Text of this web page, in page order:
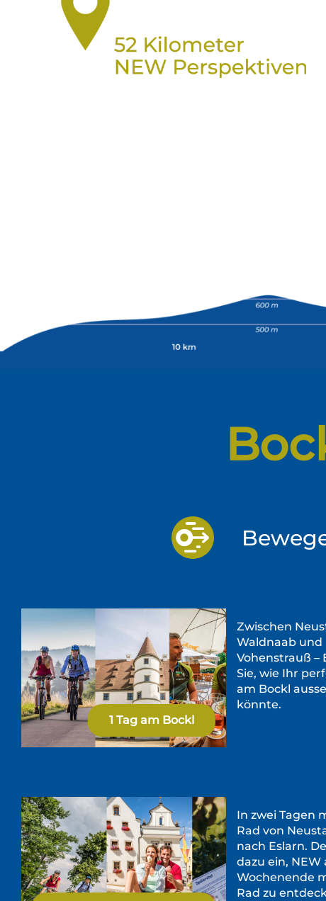
1 Tag am Bockl
Zwischen
Waldnaab und
Vohenstrauß –
Sie, wie Ihr
am Bockl
könnte.
In zwei Tagen
Rad von
nach Eslarn.
dazu ein, NEW
Wochenende
Rad zu